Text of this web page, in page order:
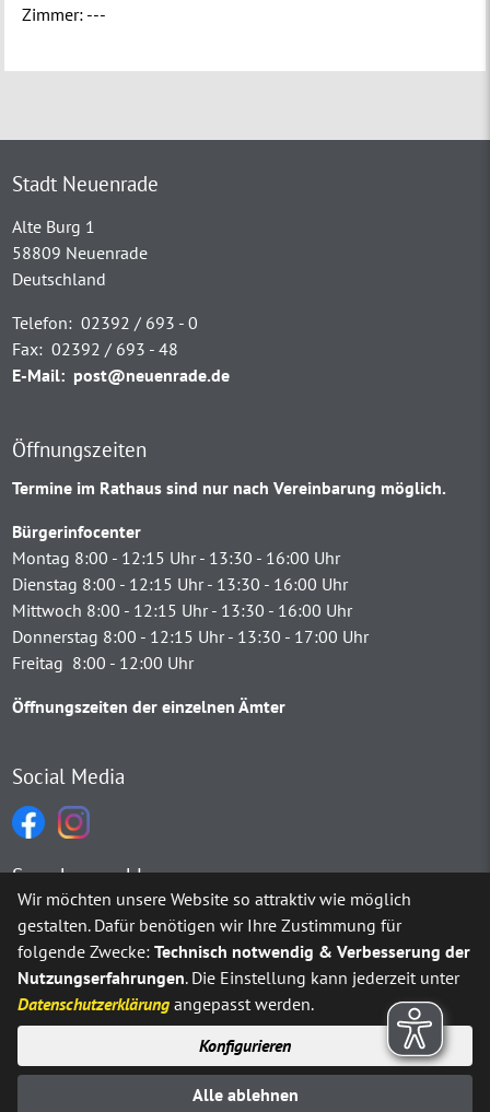
Zimmer: ---
Stadt Neuenrade
Alte Burg 1
58809 Neuenrade
Deutschland
Telefon: 02392 / 693 - 0
Fax: 02392 / 693 - 48
E-Mail: post@neuenrade.de
Öffnungszeiten
Termine im Rathaus sind nur nach Vereinbarung möglich.
Bürgerinfocenter
Montag 8:00 - 12:15 Uhr - 13:30 - 16:00 Uhr
Dienstag 8:00 - 12:15 Uhr - 13:30 - 16:00 Uhr
Mittwoch 8:00 - 12:15 Uhr - 13:30 - 16:00 Uhr
Donnerstag 8:00 - 12:15 Uhr - 13:30 - 17:00 Uhr
Freitag 8:00 - 12:00 Uhr
Öffnungszeiten der einzelnen Ämter
Social Media
Sprachauswahl
Möchten Sie vonGoogle Translate bereitgestellte externe
Ja Immer
Impressum Datenschutz
Wir möchten unsere Website so attraktiv wie möglich
gestalten. Dafür benötigen wir Ihre Zustimmung für
folgende Zwecke:Technisch notwendig & Verbesserung der
Nutzungserfahrungen. Die Einstellung kann jederzeit unter
Datenschutzerklärung angepasst werden.
Konfigurieren
Alle ablehnen